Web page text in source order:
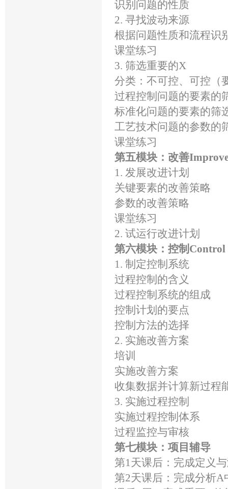
识别问题的性质
2. 寻找波动来源
根据问题性质和流程识
课堂练习
3. 筛选重要的X
分类：不可控、可控（
过程控制问题的要素的
标准化问题的要素的筛
工艺技术问题的参数的
课堂练习
第五模块：改善
1. 发展改进计划
关键要素的改善策略
参数的改善策略
课堂练习
2. 试运行改进计划
第六模块：控制Control
1. 制定控制系统
过程控制的含义
过程控制系统的组成
控制计划的要点
控制方法的选择
2. 实施改善方案
培训
实施改善方案
收集数据并计算新过程
3. 实施过程控制
实施过程控制体系
过程监控与审核
第七模块：项目辅导
第1天课后：完成定义
第2天课后：完成分析